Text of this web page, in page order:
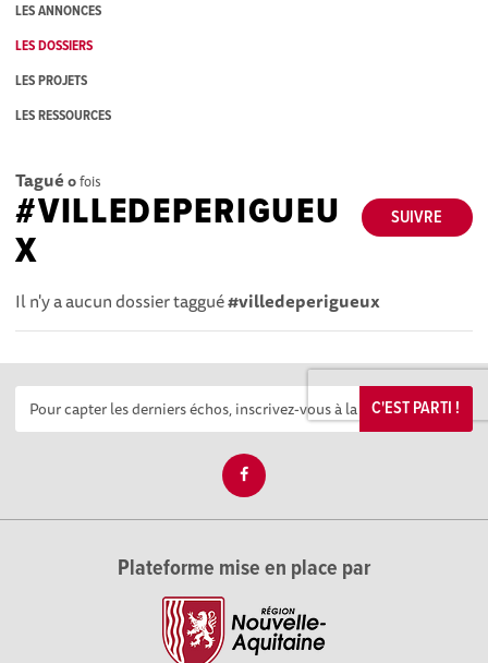
LES ANNONCES
LES DOSSIERS
LES PROJETS
LES RESSOURCES
Tagué 0fois
SUIVRE
#VILLEDEPERIGUEU
X
Il n'y a aucun dossier taggué#villedeperigueux
C'EST PARTI !
Plateforme mise en place par